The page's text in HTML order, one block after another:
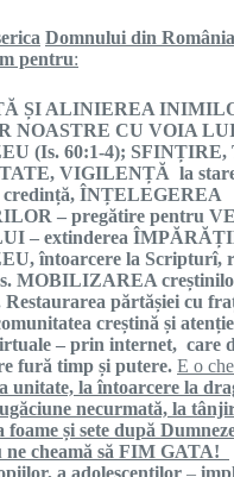
Domnului din
pentru:
ȘI ALINIEREA
NOASTRE CU VOIA
(Is. 60:1-4);
VIGILENȚĂ la
credință, ÎNȚELEGEREA
– pregătire pentru
– extinderea
întoarcere la Scripturî,
MOBILIZAREA
părtășiei cu
creștină și atenție
– prin internet, care
fură timp și putere. E o
unitate, la întoarcere la
necurmată, la
foame și sete după
ne cheamă să FIM GATA!